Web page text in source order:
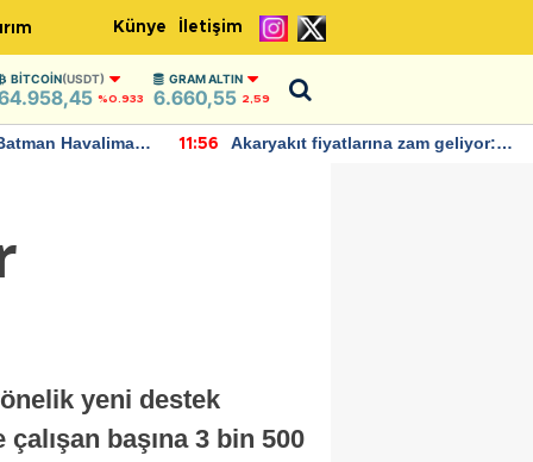
Künye İletişim
BITCOIN(USDT)
%0.933
GRAM ALTIN
6.660,55 2,59
Havalimanı
11:56
Akaryakıt fiyatlarına zam geliyor:
yeni destek
başına 3 bin 500